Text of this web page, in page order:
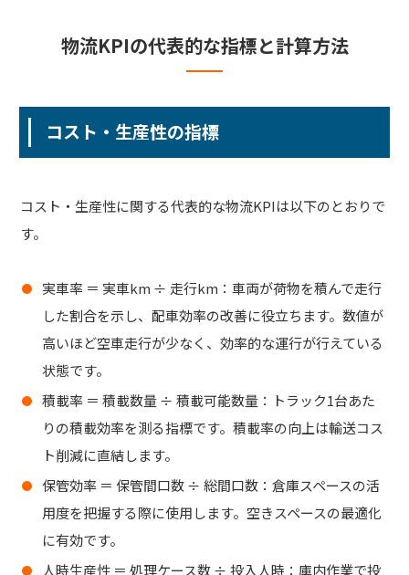
物流KPIの代表的な指標と計算方法
コスト・生産性の指標
コスト・生産性に関する代表的な物流KPIは以下のとおりで
す。
実車率 ＝ 実車km ÷ 走行km：車両が荷物を積んで走行
した割合を示し、配車効率の改善に役立ちます。数値が
高いほど空車走行が少なく、効率的な運行が行えている
状態です。
積載率 ＝ 積載数量 ÷ 積載可能数量：トラック1台あた
りの積載効率を測る指標です。積載率の向上は輸送コス
ト削減に直結します。
保管効率 ＝ 保管間口数 ÷ 総間口数：倉庫スペースの活
用度を把握する際に使用します。 空きスペースの最適化
に有効です。
人時生産性 ＝ 処理ケース数 ÷ 投入人時：庫内作業で投